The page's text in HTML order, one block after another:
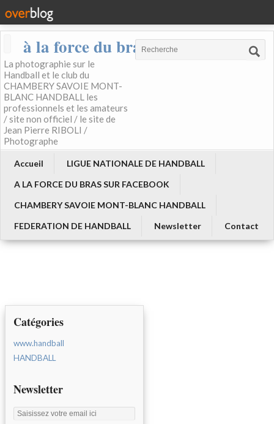
à la force du bras
La photographie sur le
Handball et le club du
CHAMBERY SAVOIE MONT-
BLANC HANDBALL les
professionnels et les amateurs
/ site non officiel / le site de
Jean Pierre RIBOLI /
Photographe
Accueil
LIGUE NATIONALE DE HANDBALL
A LA FORCE DU BRAS SUR FACEBOOK
CHAMBERY SAVOIE MONT-BLANC HANDBALL
FEDERATION DE HANDBALL
Newsletter Contact
Catégories
www.handball
HANDBALL
Newsletter